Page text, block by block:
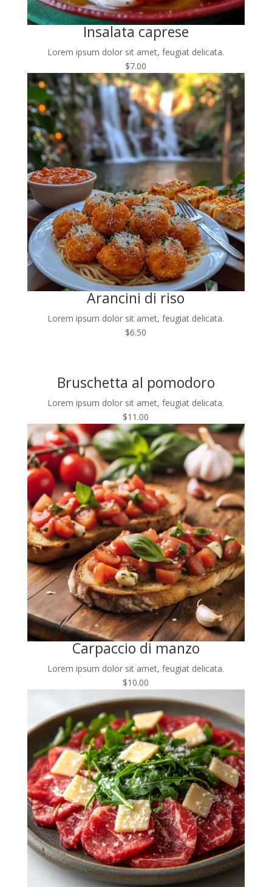
Insalata caprese
Lorem ipsum dolor sit amet, feugiat delicata.
$7.00
Arancini di riso
Lorem ipsum dolor sit amet, feugiat delicata.
$6.50
Bruschetta al pomodoro
Lorem ipsum dolor sit amet, feugiat delicata.
$11.00
Carpaccio di manzo
Lorem ipsum dolor sit amet, feugiat delicata.
$10.00